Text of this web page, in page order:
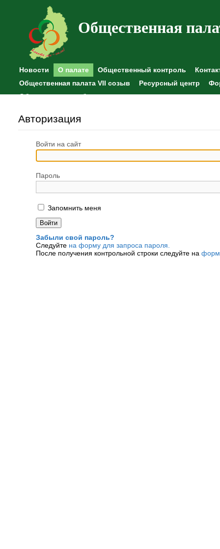
Общественная
Новости О палате Общественный контроль
Общественная палата VII созыв
Ресурсный центр
Общественные наблюдения
Авторизация
Войти на сайт
Пароль
Запомнить меня
Забыли свой пароль?
Следуйте на форму для запроса пароля.
После получения контрольной строки следуйте на